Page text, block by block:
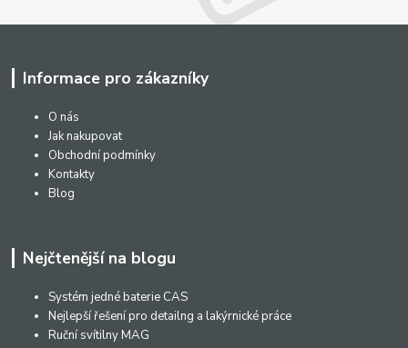
Informace pro zákazníky
O nás
Jak nakupovat
Obchodní podmínky
Kontakty
Blog
Nejčtenější na blogu
Systém jedné baterie CAS
Nejlepší řešení pro detailng a lakýrnické práce
Ruční svítilny MAG